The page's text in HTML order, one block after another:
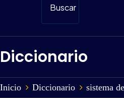
Buscar
Diccionario
Inicio Diccionario sistema